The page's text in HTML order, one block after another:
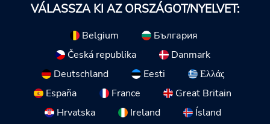
VÁLASSZA KI AZ ORSZÁGOT/NYELVET:
Belgium
България
Česká republika
Danmark
Deutschland
Eesti
Ελλάς
España
France
Great Britain
Hrvatska
Ireland
Ísland